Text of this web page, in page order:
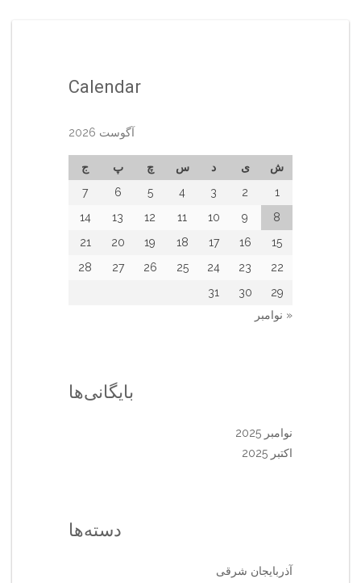
Calendar
آگوست 2026
ش ی د س چ پ
ج
1
2
3
4
5
6
7
8
9
10
11
12
13
14
15
16
17
18
19
20
21
22
23
24
25
26
27
28
29
30
31
« نوامبر
بایگانی‌ها
نوامبر 2025
اکتبر 2025
دسته‌ها
آذربایجان شرقی